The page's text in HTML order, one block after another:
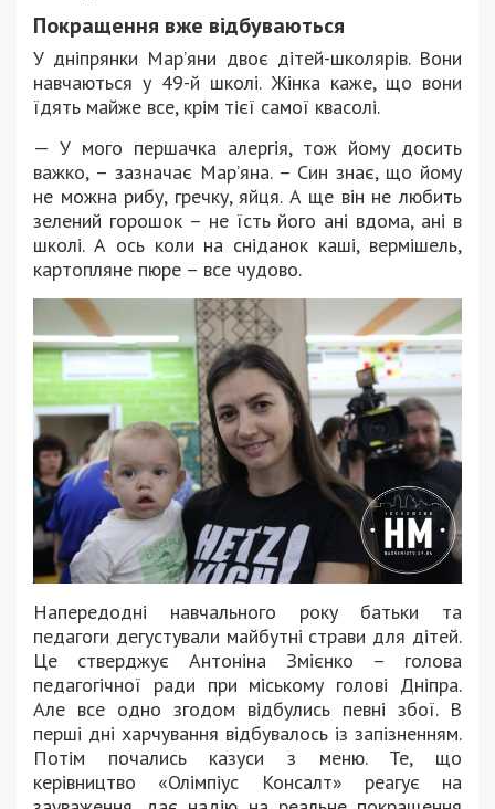
Покращення вже відбуваються
У дніпрянки Мар’яни двоє дітей-школярів. Вони
навчаються у 49-й школі. Жінка каже, що вони
їдять майже все, крім тієї самої квасолі.
— У мого першачка алергія, тож йому досить
важко, – зазначає Мар’яна. – Син знає, що йому
не можна рибу, гречку, яйця. А ще він не любить
зелений горошок – не їсть його ані вдома, ані в
школі. А ось коли на сніданок каші, вермішель,
картопляне пюре – все чудово.
Напередодні навчального року батьки та
педагоги дегустували майбутні страви для дітей.
Це стверджує Антоніна Змієнко – голова
педагогічної ради при міському голові Дніпра.
Але все одно згодом відбулись певні збої. В
перші дні харчування відбувалось із запізненням.
Потім почались казуси з меню. Те, що
керівництво «Олімпіус Консалт» реагує на